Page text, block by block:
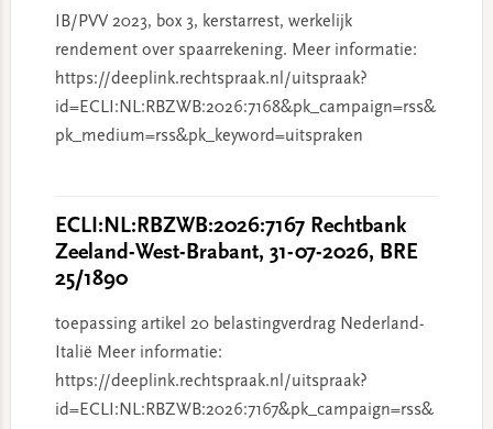
IB/PVV 2023, box 3, kerstarrest, werkelijk
rendement over spaarrekening. Meer informatie:
https://deeplink.rechtspraak.nl/uitspraak?
id=ECLI:NL:RBZWB:2026:7168&pk_campaign=rss&
pk_medium=rss&pk_keyword=uitspraken
ECLI:NL:RBZWB:2026:7167 Rechtbank
Zeeland-West-Brabant, 31-07-2026, BRE
25/1890
toepassing artikel 20 belastingverdrag Nederland-
Italië Meer informatie:
https://deeplink.rechtspraak.nl/uitspraak?
id=ECLI:NL:RBZWB:2026:7167&pk_campaign=rss&